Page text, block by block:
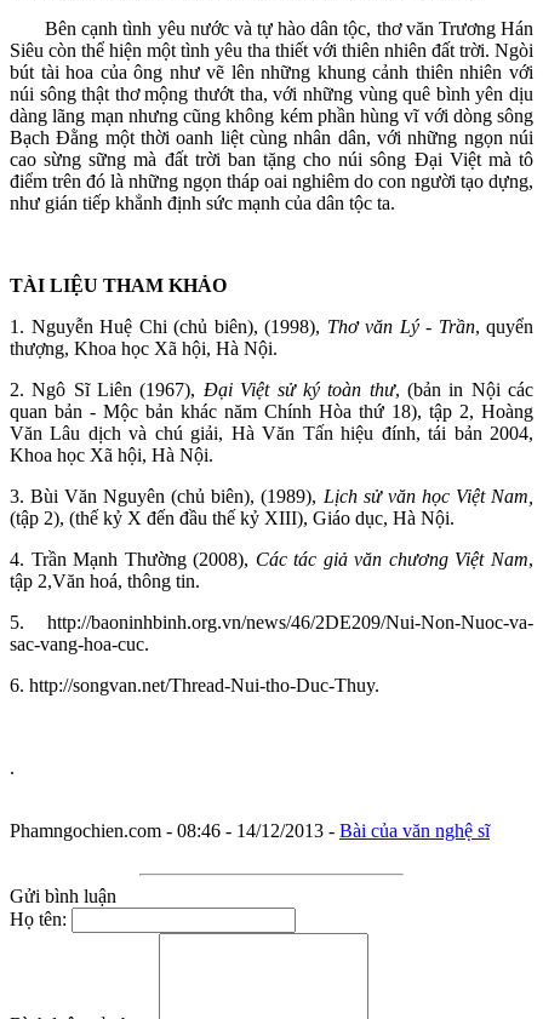
Bên cạnh tình yêu nước và tự hào dân tộc, thơ văn Trương Hán
Siêu còn thể hiện một tình yêu tha thiết với thiên nhiên đất trời. Ngòi
bút tài hoa của ông như vẽ lên những khung cảnh thiên nhiên với
núi sông thật thơ mộng thướt tha, với những vùng quê bình yên dịu
dàng lãng mạn nhưng cũng không kém phần hùng vĩ với dòng sông
Bạch Đằng một thời oanh liệt cùng nhân dân, với những ngọn núi
cao sừng sững mà đất trời ban tặng cho núi sông Đại Việt mà tô
điểm trên đó là những ngọn tháp oai nghiêm do con người tạo dựng,
như gián tiếp khẳnh định sức mạnh của dân tộc ta.
TÀI LIỆU THAM KHẢO
1. Nguyễn Huệ Chi (chủ biên), (1998), Thơ văn Lý - Trần, quyển
thượng, Khoa học Xã hội, Hà Nội.
2. Ngô Sĩ Liên (1967), Đại Việt sử ký toàn thư, (bản in Nội các
quan bản - Mộc bản khác năm Chính Hòa thứ 18), tập 2, Hoàng
Văn Lâu dịch và chú giải, Hà Văn Tấn hiệu đính, tái bản 2004,
Khoa học Xã hội, Hà Nội.
3. Bùi Văn Nguyên (chủ biên), (1989), Lịch sử văn học Việt Nam,
(tập 2), (thế kỷ X đến đầu thế kỷ XIII), Giáo dục, Hà Nội.
4. Trần Mạnh Thường (2008), Các tác giả văn chương Việt Nam,
tập 2,Văn hoá, thông tin.
5. http://baoninhbinh.org.vn/news/46/2DE209/Nui-Non-Nuoc-va-
sac-vang-hoa-cuc.
6. http://songvan.net/Thread-Nui-tho-Duc-Thuy.
.
Phamngochien.com - 08:46 - 14/12/2013 - Bài của văn nghệ sĩ
Gửi bình luận
Họ tên: